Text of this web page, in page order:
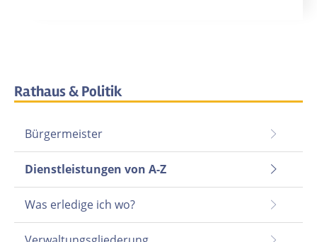
Rathaus & Politik
Bürgermeister
Dienstleistungen von A-Z
Was erledige ich wo?